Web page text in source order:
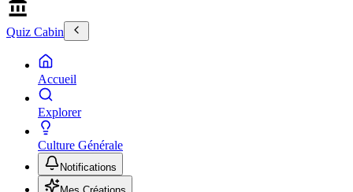
Quiz Cabin
Accueil
Explorer
Culture Générale
Notifications